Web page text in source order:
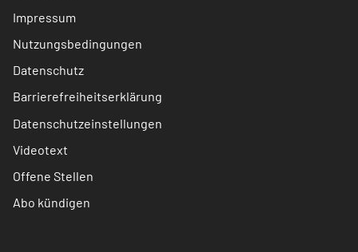
Impressum
Nutzungsbedingungen
Datenschutz
Barrierefreiheitserklärung
Datenschutzeinstellungen
Videotext
Offene Stellen
Abo kündigen